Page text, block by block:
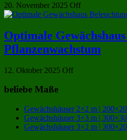
20. November 2025 Off
Optimale
Pflanzenwachstum
12. Oktober 2025 Off
beliebe Maße
Gewächshäuser 2×2 m |
Gewächshäuser 3×3 m |
Gewächshäuser 3×2 m |